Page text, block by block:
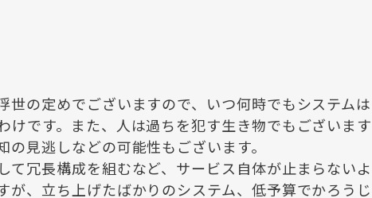
世の定めでございますので、いつ何時でもシステムは
けです。また、人は過ちを犯す生き物でもございます
見逃しなどの可能性もございます。
て冗長構成を組むなど、サービス自体が止まらないよ
が、立ち上げたばかりのシステム、低予算でかろうじ